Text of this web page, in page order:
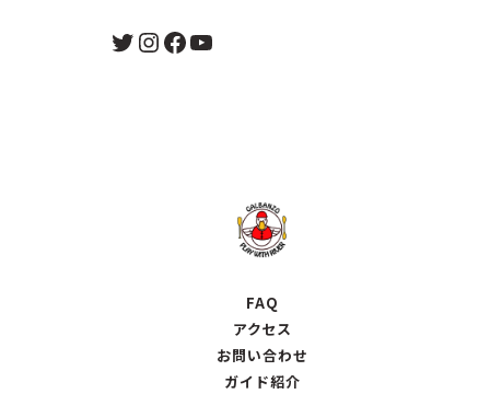
Twitter
Instagram
Facebook
YouTube
FAQ
アクセス
お問い合わせ
ガイド紹介